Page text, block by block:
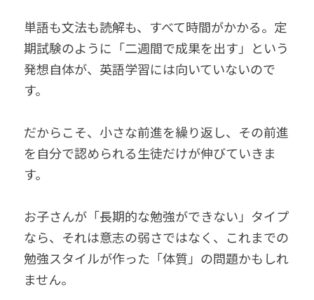
単語も文法も読解も、すべて時間がかかる。定
期試験のように「二週間で成果を出す」という
発想自体が、英語学習には向いていないので
す。
だからこそ、小さな前進を繰り返し、その前進
を自分で認められる生徒だけが伸びていきま
す。
お子さんが「長期的な勉強ができない」タイプ
なら、それは意志の弱さではなく、これまでの
勉強スタイルが作った「体質」の問題かもしれ
ません。